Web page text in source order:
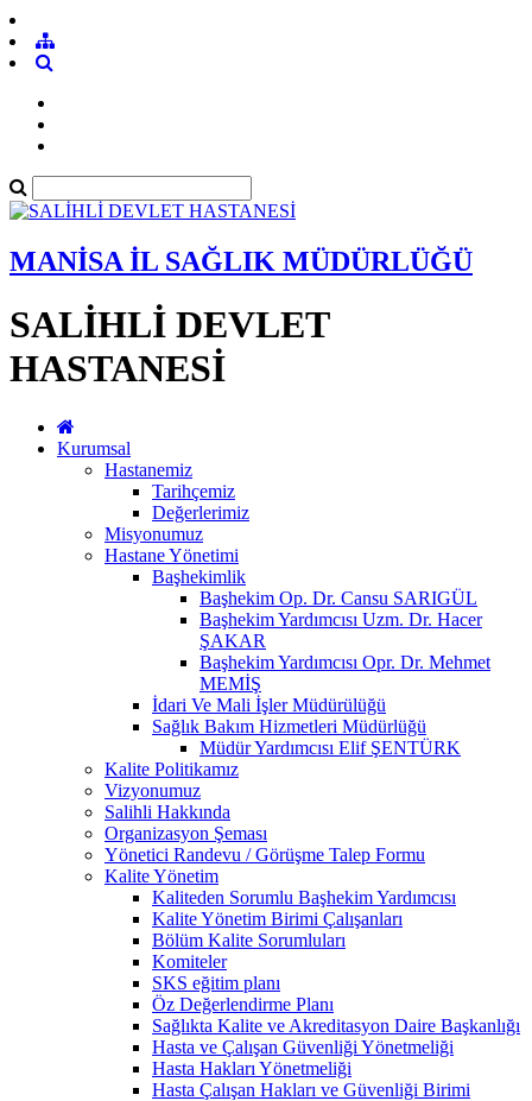
MANİSA İL SAĞLIK MÜDÜRLÜĞÜ
SALİHLİ DEVLET
HASTANESİ
Kurumsal
Hastanemiz
Tarihçemiz
Değerlerimiz
Misyonumuz
Hastane Yönetimi
Başhekimlik
Başhekim Op. Dr. Cansu SARIGÜL
Başhekim Yardımcısı Uzm. Dr. Hacer
ŞAKAR
Başhekim Yardımcısı Opr. Dr. Mehmet
MEMİŞ
İdari Ve Mali İşler Müdürülüğü
Sağlık Bakım Hizmetleri Müdürlüğü
Müdür Yardımcısı Elif ŞENTÜRK
Kalite Politikamız
Vizyonumuz
Salihli Hakkında
Organizasyon Şeması
Yönetici Randevu / Görüşme Talep Formu
Kalite Yönetim
Kaliteden Sorumlu Başhekim Yardımcısı
Kalite Yönetim Birimi Çalışanları
Bölüm Kalite Sorumluları
Komiteler
SKS eğitim planı
Öz Değerlendirme Planı
Sağlıkta Kalite ve Akreditasyon Daire Başkanlığı
Hasta ve Çalışan Güvenliği Yönetmeliği
Hasta Hakları Yönetmeliği
Hasta Çalışan Hakları ve Güvenliği Birimi